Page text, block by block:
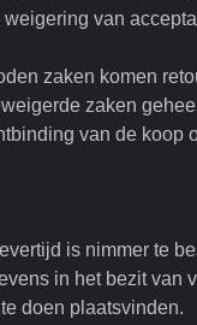
van
zaken komen
zaken
van de koop
is nimmer te
in het bezit van
doen plaatsvinden.